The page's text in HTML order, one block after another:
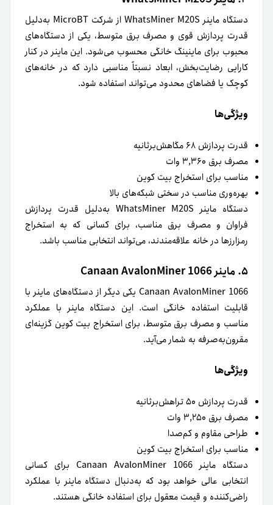
دستگاه ماینر WhatsMiner M20S از شرکت MicroBT به‌دلیل
قدرت پردازش قوی و مصرف برق متوسط، یکی از دستگاه‌های
محبوب برای ماینینگ خانگی محسوب می‌شود. این ماینر در کنار
کارایی رضایت‌بخش، ابعاد نسبتاً مناسبی دارد که در خانه‌های
کوچک یا فضاهای محدود می‌تواند استفاده شود.
ویژگی‌ها
قدرت پردازش ۶۸ مگاهش‌بر‌ثانیه
مصرف برق ۳,۳۶۰ وات
مناسب برای استخراج بیت کوین
بهره‌وری مناسب در سختی شبکه‌های بالا
دستگاه ماینر WhatsMiner M20S به‌دلیل قدرت پردازش
فراوان و مصرف برق مناسب، برای کسانی که به استخراج
رمزارزها در خانه علاقه‌مندند، می‌تواند انتخابی مناسب باشد.
۵. ماینر Canaan AvalonMiner 1066
Canaan AvalonMiner 1066 یکی دیگر از دستگاه‌های ماینر با
قابلیت استفاده خانگی است. این دستگاه ماینر با عملکرد
مناسب و مصرف برق متوسط، برای استخراج بیت کوین گزینه‌ای
مقرون‌به‌صرفه به شمار می‌آید.
ویژگی‌ها
قدرت پردازش ۵۰ تراهش‌برثانیه
مصرف برق ۳,۲۵۰ وات
طراحی مقاوم و کم‌صدا
مناسب برای استخراج بیت کوین
دستگاه ماینر Canaan AvalonMiner 1066 برای کسانی
انتخابی عالی خواهد بود که به‌دنبال دستگاه ماینر با عملکرد
راضی‌کننده و قیمت معقول برای استفاده خانگی هستند.